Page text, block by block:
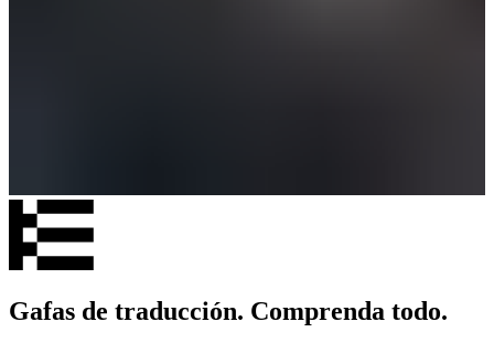
Gafas de traducción. Comprenda todo.